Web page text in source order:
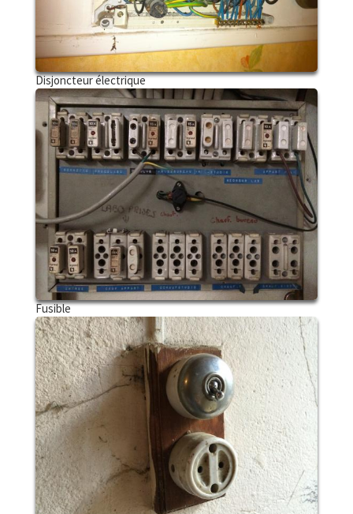
Disjoncteur électrique
Fusible